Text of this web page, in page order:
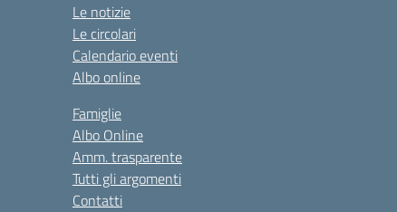
Le notizie
Le circolari
Calendario eventi
Albo online
Famiglie
Albo Online
Amm. trasparente
Tutti gli argomenti
Contatti